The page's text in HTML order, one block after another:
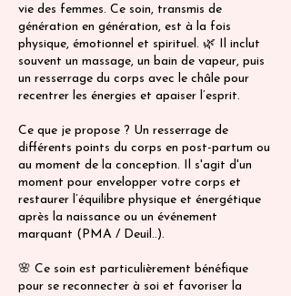
vie des femmes. Ce soin, transmis de
génération en génération, est à la fois
physique, émotionnel et spirituel. 🌿 Il inclut
souvent un massage, un bain de vapeur, puis
un resserrage du corps avec le châle pour
recentrer les énergies et apaiser l’esprit.
Ce que je propose ? Un resserrage de
différents points du corps en post-partum ou
au moment de la conception. Il s'agit d'un
moment pour envelopper votre corps et
restaurer l’équilibre physique et énergétique
après la naissance ou un événement
marquant (PMA / Deuil..).
🌸 Ce soin est particulièrement bénéfique
pour se reconnecter à soi et favoriser la